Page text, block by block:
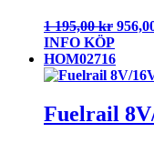
1 195,00kr
INFO KÖP
HOM02716
Fuelrail